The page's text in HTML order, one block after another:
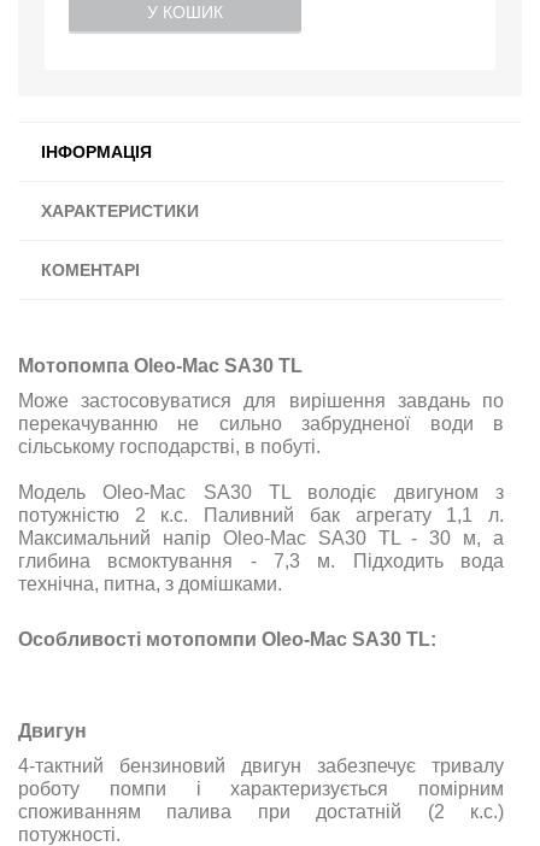
У КОШИК
ІНФОРМАЦІЯ
ХАРАКТЕРИСТИКИ
КОМЕНТАРІ
Мотопомпа Oleo-Mac SА30 ТL
Може застосовуватися для вирішення завдань по
перекачуванню не сильно забрудненої води в
сільському господарстві, в побуті.
Модель Oleo-Mac SА30 ТL володіє двигуном з
потужністю 2 к.с. Паливний бак агрегату 1,1 л.
Максимальний напір Oleo-Mac SА30 ТL - 30 м, а
глибина всмоктування - 7,3 м. Підходить вода
технічна, питна, з домішками.
Особливості мотопомпи Oleo-Mac SА30 ТL:
Двигун
4-тактний бензиновий двигун забезпечує тривалу
роботу помпи і характеризується помірним
споживанням палива при достатній (2 к.с.)
потужності.